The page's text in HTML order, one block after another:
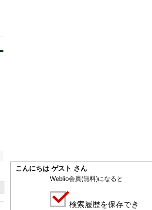
こんにちは ゲスト さん
Weblio会員(無料)になると
検索履歴を保存でき